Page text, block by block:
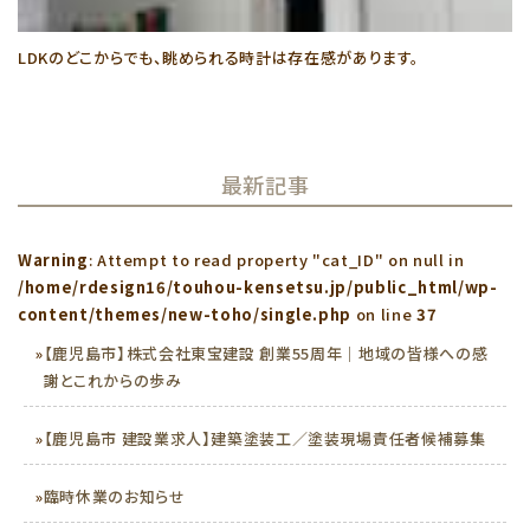
LDKのどこからでも、眺められる時計は存在感があります。
最新記事
Warning: Attempt to read property "cat_ID" on null in
/home/rdesign16/touhou-kensetsu.jp/public_html/wp-
content/themes/new-toho/single.php on line 37
»【鹿児島市】株式会社東宝建設 創業55周年｜地域の皆様への感
謝とこれからの歩み
»【鹿児島市 建設業求人】建築塗装工／塗装現場責任者候補募集
»臨時休業のお知らせ